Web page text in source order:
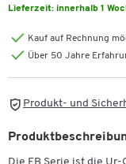
Lieferzeit: innerhalb 1
Kauf auf Rechnung
Über 50 Jahre
Produkt- und